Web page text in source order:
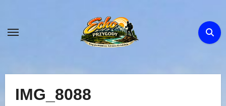
content
IMG_8088